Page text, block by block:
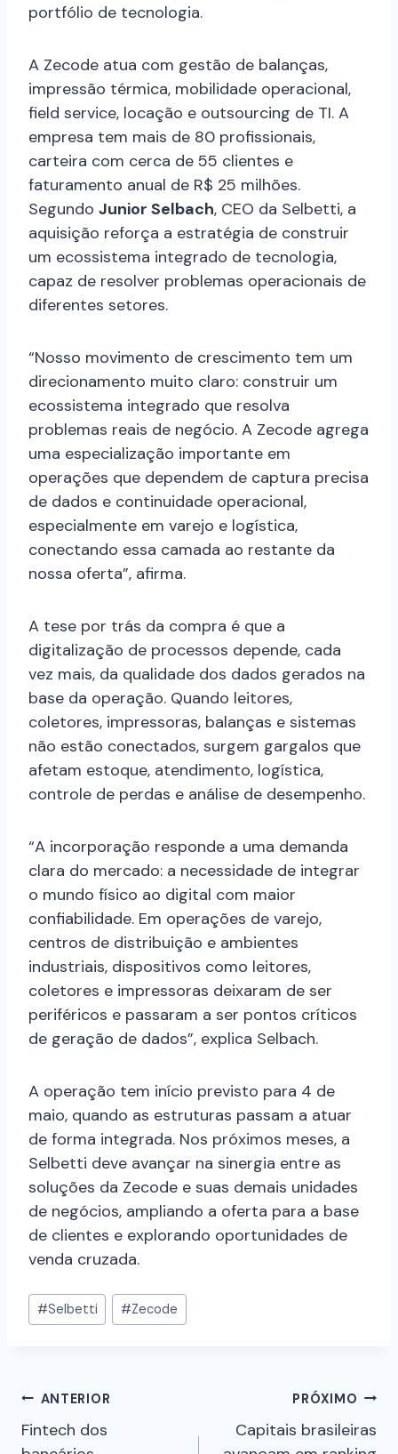
portfólio de tecnologia.
A Zecode atua com gestão de balanças,
impressão térmica, mobilidade operacional,
field service, locação e outsourcing de TI. A
empresa tem mais de 80 profissionais,
carteira com cerca de 55 clientes e
faturamento anual de R$ 25 milhões.
Segundo Junior Selbach, CEO da Selbetti, a
aquisição reforça a estratégia de construir
um ecossistema integrado de tecnologia,
capaz de resolver problemas operacionais de
diferentes setores.
“Nosso movimento de crescimento tem um
direcionamento muito claro: construir um
ecossistema integrado que resolva
problemas reais de negócio. A Zecode agrega
uma especialização importante em
operações que dependem de captura precisa
de dados e continuidade operacional,
especialmente em varejo e logística,
conectando essa camada ao restante da
nossa oferta”, afirma.
A tese por trás da compra é que a
digitalização de processos depende, cada
vez mais, da qualidade dos dados gerados na
base da operação. Quando leitores,
coletores, impressoras, balanças e sistemas
não estão conectados, surgem gargalos que
afetam estoque, atendimento, logística,
controle de perdas e análise de desempenho.
“A incorporação responde a uma demanda
clara do mercado: a necessidade de integrar
o mundo físico ao digital com maior
confiabilidade. Em operações de varejo,
centros de distribuição e ambientes
industriais, dispositivos como leitores,
coletores e impressoras deixaram de ser
periféricos e passaram a ser pontos críticos
de geração de dados”, explica Selbach.
A operação tem início previsto para 4 de
maio, quando as estruturas passam a atuar
de forma integrada. Nos próximos meses, a
Selbetti deve avançar na sinergia entre as
soluções da Zecode e suas demais unidades
de negócios, ampliando a oferta para a base
de clientes e explorando oportunidades de
venda cruzada.
#Selbetti #Zecode
ANTERIOR
Fintech dos
PRÓXIMO
Capitais brasileiras